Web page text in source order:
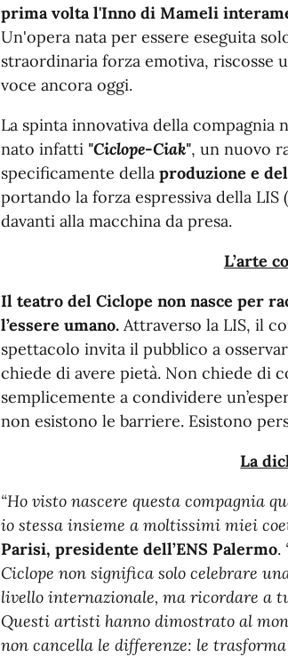
prima volta l'Inno di Mameli
Un'opera nata per essere eseguita
straordinaria forza emotiva, riscosse
voce ancora oggi.
La spinta innovativa della compagnia
nato infatti "Ciclope-Ciak", un nuovo
specificamente della produzione e
portando la forza espressiva della
davanti alla macchina da presa.
L’arte
Il teatro del Ciclope non nasce per
l’essere umano.Attraverso la LIS, il
spettacolo invita il pubblico a
chiede di avere pietà. Non chiede di
semplicemente a condividere
non esistono le barriere. Esistono
La
“Ho visto nascere questa compagnia
io stessa insieme a moltissimi miei
Parisi, presidente dell’ENS Palermo.
Ciclope non significa solo celebrare
livello internazionale, ma ricordare a
Questi artisti hanno dimostrato al
non cancella le differenze: le